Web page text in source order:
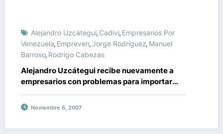
Alejandro Uzcátegui, Cadivi, Empresarios Por
Venezuela, Empreven,Jorge Rodríguez, Manuel
Barroso, Rodrigo Cabezas
Alejandro Uzcátegui recibe nuevamente a
empresarios con problemas para importar
mercancías
Noviembre 6, 2007